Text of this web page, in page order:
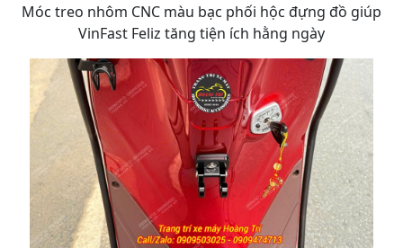
Móc treo nhôm CNC màu bạc phối hộc đựng đồ giúp
VinFast Feliz tăng tiện ích hằng ngày